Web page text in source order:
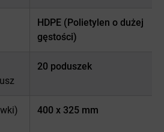
HDPE (Polietylen o dużej
gęstości)
20 poduszek
400 x 325 mm